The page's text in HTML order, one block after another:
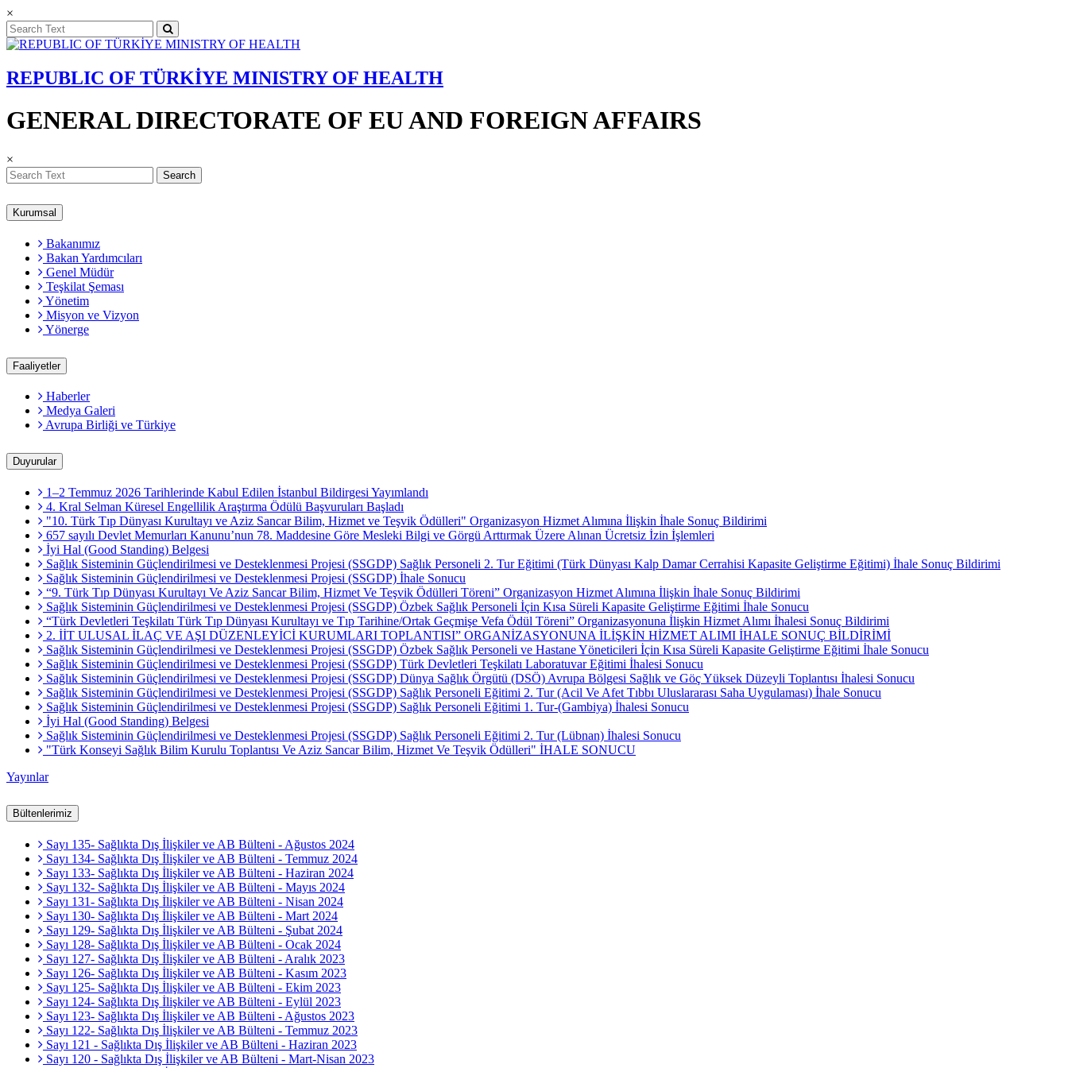
×
REPUBLIC OF TÜRKİYE MINISTRY OF HEALTH
GENERAL DIRECTORATE OF EU AND FOREIGN AFFAIRS
×
Search
Kurumsal
Bakanımız
Bakan Yardımcıları
Genel Müdür
Teşkilat Şeması
Yönetim
Misyon ve Vizyon
Yönerge
Faaliyetler
Haberler
Medya Galeri
Avrupa Birliği ve Türkiye
Duyurular
1–2 Temmuz 2026 Tarihlerinde Kabul Edilen İstanbul Bildirgesi Yayımlandı
4. Kral Selman Küresel Engellilik Araştırma Ödülü Başvuruları Başladı
"10. Türk Tıp Dünyası Kurultayı ve Aziz Sancar Bilim, Hizmet ve Teşvik Ödülleri" Organizasyon Hizmet Alımına İlişkin İhale Sonuç Bildirimi
657 sayılı Devlet Memurları Kanunu’nun 78. Maddesine Göre Mesleki Bilgi ve Görgü Arttırmak Üzere Alınan Ücretsiz İzin İşlemleri
İyi Hal (Good Standing) Belgesi
Sağlık Sisteminin Güçlendirilmesi ve Desteklenmesi Projesi (SSGDP) Sağlık Personeli 2. Tur Eğitimi (Türk Dünyası Kalp Damar Cerrahisi Kapasite Geliştirme Eğitimi) İhale Sonuç Bildirimi
Sağlık Sisteminin Güçlendirilmesi ve Desteklenmesi Projesi (SSGDP) İhale Sonucu
“9. Türk Tıp Dünyası Kurultayı Ve Aziz Sancar Bilim, Hizmet Ve Teşvik Ödülleri Töreni” Organizasyon Hizmet Alımına İlişkin İhale Sonuç Bildirimi
Sağlık Sisteminin Güçlendirilmesi ve Desteklenmesi Projesi (SSGDP) Özbek Sağlık Personeli İçin Kısa Süreli Kapasite Geliştirme Eğitimi İhale Sonucu
“Türk Devletleri Teşkilatı Türk Tıp Dünyası Kurultayı ve Tıp Tarihine/Ortak Geçmişe Vefa Ödül Töreni” Organizasyonuna İlişkin Hizmet Alımı İhalesi Sonuç Bildirimi
2. İİT ULUSAL İLAÇ VE AŞI DÜZENLEYİCİ KURUMLARI TOPLANTISI” ORGANİZASYONUNA İLİŞKİN HİZMET ALIMI İHALE SONUÇ BİLDİRİMİ
Sağlık Sisteminin Güçlendirilmesi ve Desteklenmesi Projesi (SSGDP) Özbek Sağlık Personeli ve Hastane Yöneticileri İçin Kısa Süreli Kapasite Geliştirme Eğitimi İhale Sonucu
Sağlık Sisteminin Güçlendirilmesi ve Desteklenmesi Projesi (SSGDP) Türk Devletleri Teşkilatı Laboratuvar Eğitimi İhalesi Sonucu
Sağlık Sisteminin Güçlendirilmesi ve Desteklenmesi Projesi (SSGDP) Dünya Sağlık Örgütü (DSÖ) Avrupa Bölgesi Sağlık ve Göç Yüksek Düzeyli Toplantısı İhalesi Sonucu
Sağlık Sisteminin Güçlendirilmesi ve Desteklenmesi Projesi (SSGDP) Sağlık Personeli Eğitimi 2. Tur (Acil Ve Afet Tıbbı Uluslararası Saha Uygulaması) İhale Sonucu
Sağlık Sisteminin Güçlendirilmesi ve Desteklenmesi Projesi (SSGDP) Sağlık Personeli Eğitimi 1. Tur-(Gambiya) İhalesi Sonucu
İyi Hal (Good Standing) Belgesi
Sağlık Sisteminin Güçlendirilmesi ve Desteklenmesi Projesi (SSGDP) Sağlık Personeli Eğitimi 2. Tur (Lübnan) İhalesi Sonucu
"Türk Konseyi Sağlık Bilim Kurulu Toplantısı Ve Aziz Sancar Bilim, Hizmet Ve Teşvik Ödülleri" İHALE SONUCU
Yayınlar
Bültenlerimiz
Sayı 135- Sağlıkta Dış İlişkiler ve AB Bülteni - Ağustos 2024
Sayı 134- Sağlıkta Dış İlişkiler ve AB Bülteni - Temmuz 2024
Sayı 133- Sağlıkta Dış İlişkiler ve AB Bülteni - Haziran 2024
Sayı 132- Sağlıkta Dış İlişkiler ve AB Bülteni - Mayıs 2024
Sayı 131- Sağlıkta Dış İlişkiler ve AB Bülteni - Nisan 2024
Sayı 130- Sağlıkta Dış İlişkiler ve AB Bülteni - Mart 2024
Sayı 129- Sağlıkta Dış İlişkiler ve AB Bülteni - Şubat 2024
Sayı 128- Sağlıkta Dış İlişkiler ve AB Bülteni - Ocak 2024
Sayı 127- Sağlıkta Dış İlişkiler ve AB Bülteni - Aralık 2023
Sayı 126- Sağlıkta Dış İlişkiler ve AB Bülteni - Kasım 2023
Sayı 125- Sağlıkta Dış İlişkiler ve AB Bülteni - Ekim 2023
Sayı 124- Sağlıkta Dış İlişkiler ve AB Bülteni - Eylül 2023
Sayı 123- Sağlıkta Dış İlişkiler ve AB Bülteni - Ağustos 2023
Sayı 122- Sağlıkta Dış İlişkiler ve AB Bülteni - Temmuz 2023
Sayı 121 - Sağlıkta Dış İlişkiler ve AB Bülteni - Haziran 2023
Sayı 120 - Sağlıkta Dış İlişkiler ve AB Bülteni - Mart-Nisan 2023